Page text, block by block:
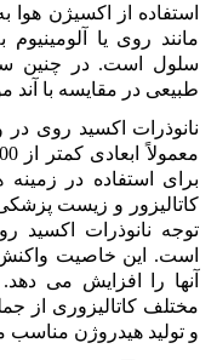
استفاده از اکسیژن هوا
مانند روی یا
سلول است. در چنین
طبیعی در مقایسه با آند
نانوذرات اکسید روی در
برای استفاده در زمینه
کاتالیزور و زیست
توجه نانوذرات
اکسید
است. این خاصیت واکنش
آنها را افزایش می
مختلف کاتالیزوری از
و تولید هیدروژن مناسب